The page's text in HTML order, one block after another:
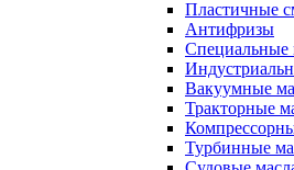
Пластичные
Антифризы
Специальные
Вакуумные
Тракторные
Турбинные